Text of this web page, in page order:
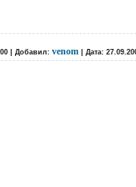
Добавил: venom Дата: